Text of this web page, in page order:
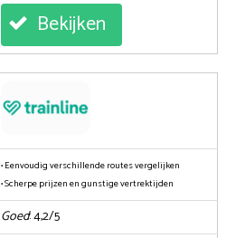
Bekijken
• Eenvoudig verschillende routes vergelijken
• Scherpe prijzen en gunstige vertrektijden
Goed: 4,2/5